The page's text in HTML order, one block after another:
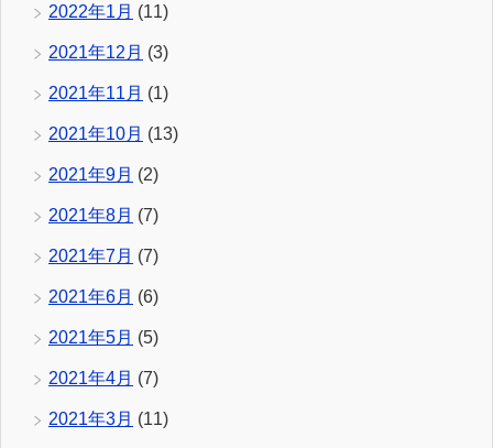
2022年1月 (11)
2021年12月 (3)
2021年11月 (1)
2021年10月 (13)
2021年9月 (2)
2021年8月 (7)
2021年7月 (7)
2021年6月 (6)
2021年5月 (5)
2021年4月 (7)
2021年3月 (11)